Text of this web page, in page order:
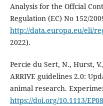
Analysis for the Offcial
Regulation (EC) No 152/
http://data.europa.eu/eli/
2022).
Percie du Sert, N., Hurst,
ARRIVE guidelines 2.0:
animal research.
https://doi.org/10.1113/